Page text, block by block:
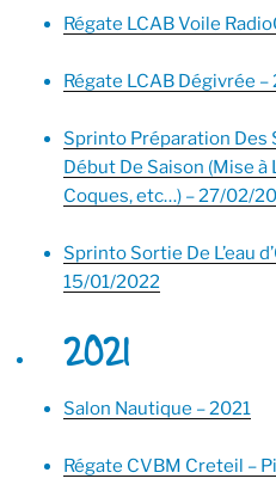
Régate LCAB Voile
Régate LCAB Dégivrée –
Sprinto Préparation Des
Début De Saison (Mise à
Coques, etc…) – 27/02/
Sprinto Sortie De L’eau
15/01/2022
2021
Salon Nautique – 2021
Régate CVBM Creteil –